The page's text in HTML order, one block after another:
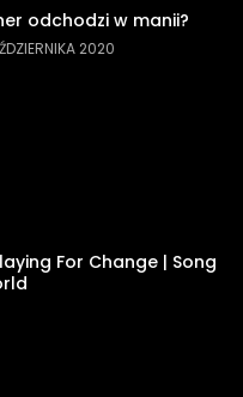
odchodzi w manii?
2020
For Change | Song